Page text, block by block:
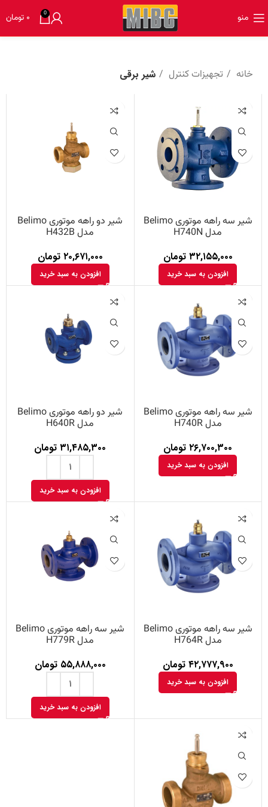
منو 0 ۰ تومان
خانه تجهیزات کنترل شیر برقی
شیر سه راهه موتوری Belimo
مدل H740N
۳۲,۱۵۵,۰۰۰ تومان
افزودن به سبد خرید
شیر دو راهه موتوری Belimo
مدل H432B
۲۰,۶۷۱,۰۰۰ تومان
افزودن به سبد خرید
شیر سه راهه موتوری Belimo
مدل H740R
۲۶,۷۰۰,۳۰۰ تومان
افزودن به سبد خرید
شیر دو راهه موتوری Belimo
مدل H640R
۳۱,۴۸۵,۳۰۰ تومان
افزودن به سبد خرید
شیر سه راهه موتوری Belimo
مدل H764R
۴۲,۷۷۷,۹۰۰ تومان
افزودن به سبد خرید
شیر سه راهه موتوری Belimo
مدل H779R
۵۵,۸۸۸,۰۰۰ تومان
افزودن به سبد خرید